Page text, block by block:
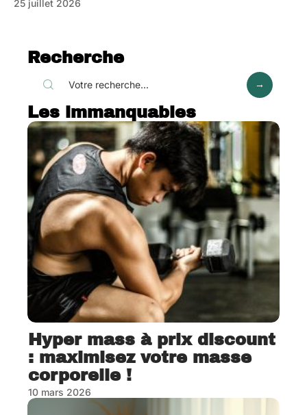
25 juillet 2026
Recherche
Les immanquables
Hyper mass à prix discount
: maximisez votre masse
corporelle !
10 mars 2026